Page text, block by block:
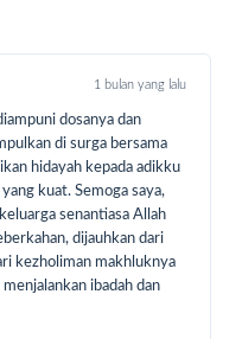
1 bulan yang lalu
dosanya dan
di surga bersama
hidayah kepada adikku
kuat. Semoga saya,
senantiasa Allah
dijauhkan dari
kezholiman makhluknya
ibadah dan